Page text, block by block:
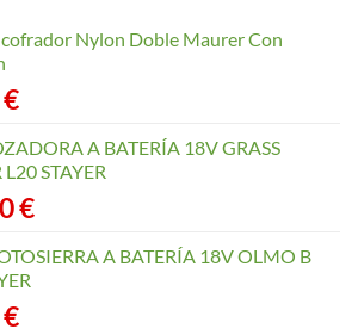
Nylon Doble Maurer Con
€
A BATERÍA 18V GRASS
STAYER
€
A BATERÍA 18V OLMO B
€